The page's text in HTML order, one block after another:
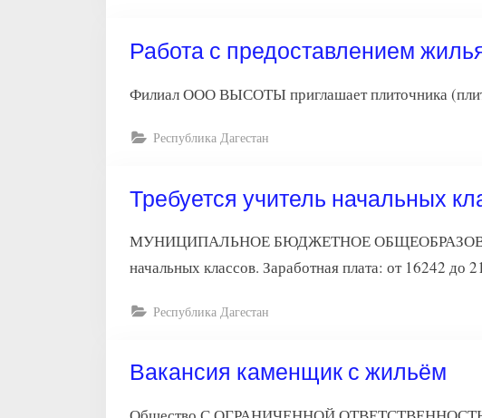
Работа с предоставлением
Филиал ООО ВЫСОТЫ приглашает плиточника
Республика Дагестан
Требуется учитель начальных
МУНИЦИПАЛЬНОЕ БЮДЖЕТНОЕ
начальных классов. Заработная плата: от 16242 до
Республика Дагестан
Вакансия каменщик с жильём